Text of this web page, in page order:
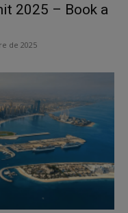
2025 – Book a
de 2025